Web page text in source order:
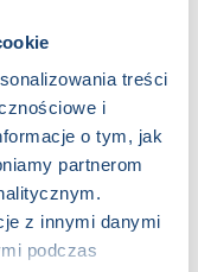
treści
i
o tym, jak
partnerom
z innymi danymi
podczas
Wam fascynujący
oprowadzą
gdzie
wymarłych
pozwoli Wam